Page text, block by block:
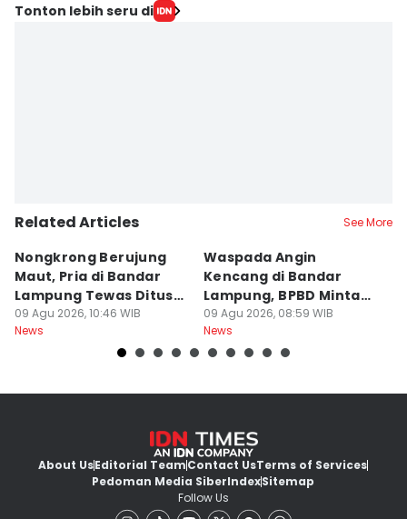
Tonton lebih seru di
Related Articles See More
Nongkrong Berujung
Maut, Pria di Bandar
Lampung Tewas Ditusuk
Teman
09 Agu 2026, 10:46 WIB
News
Waspada Angin
Kencang di Bandar
Lampung, BPBD Minta
Warga Berhati-Hati
09 Agu 2026, 08:59 WIB
News
About UsEditorial TeamContact UsTerms of Services
Pedoman Media SiberIndexSitemap
Follow Us